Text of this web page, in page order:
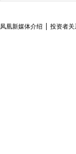
凤凰新媒体介绍 投资者